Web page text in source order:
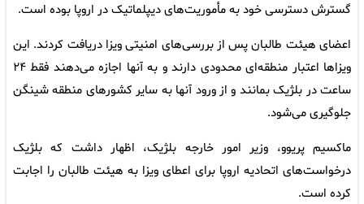
گسترش دسترسی خود به مأموریت‌های دیپلماتیک در اروپا بوده است.
اعضای هیئت طالبان پس از بررسی‌های امنیتی ویزا دریافت کردند. این
ویزاها اعتبار منطقه‌ای محدودی دارند و به آنها اجازه می‌دهند فقط ۲۴
ساعت در بلژیک بمانند و از ورود آنها به سایر کشورهای منطقه شینگن
جلوگیری می‌شود.
ماکسیم پریوو، وزیر امور خارجه بلژیک، اظهار داشت که بلژیک
درخواست‌های اتحادیه اروپا برای اعطای ویزا به هیئت طالبان را اجابت
کرده است.